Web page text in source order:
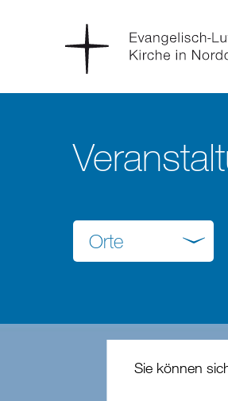
Orte
Sie können